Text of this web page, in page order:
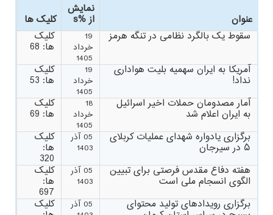
عنوان
نمایش
از %s
کلیک ها
سقوط یک بالگرد نظامی در تنگه هرمز
19
خرداد
1405
کلیک
ها: 68
آمریکا به ایران سهمیه بلیت هواداری
نداد!
19
خرداد
1405
کلیک
ها: 53
آمار مصدومان حملات اخیر اسرائیل
به ایران اعلام شد
18
خرداد
1405
کلیک
ها: 69
برگزاری یادواره شهدای عملیات کربلای
۵ در سیرجان
05 آذر
1403
کلیک
ها:
320
هفته دفاع مقدس فرصتی برای تبیین
الگوی انسجام ملی است
05 آذر
1403
کلیک
ها:
697
برگزاری رویدادهای تولید محتوای
05 آذر
کلیک